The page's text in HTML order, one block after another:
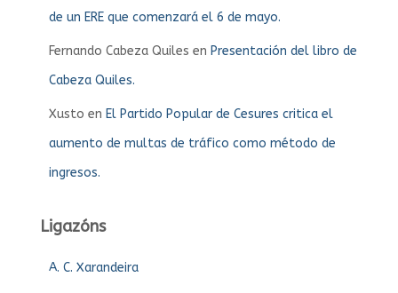
de un ERE que comenzará el 6 de mayo.
Fernando Cabeza Quiles en Presentación del libro de
Cabeza Quiles.
Xusto en El Partido Popular de Cesures critica el
aumento de multas de tráfico como método de
ingresos.
Ligazóns
A. C. Xarandeira